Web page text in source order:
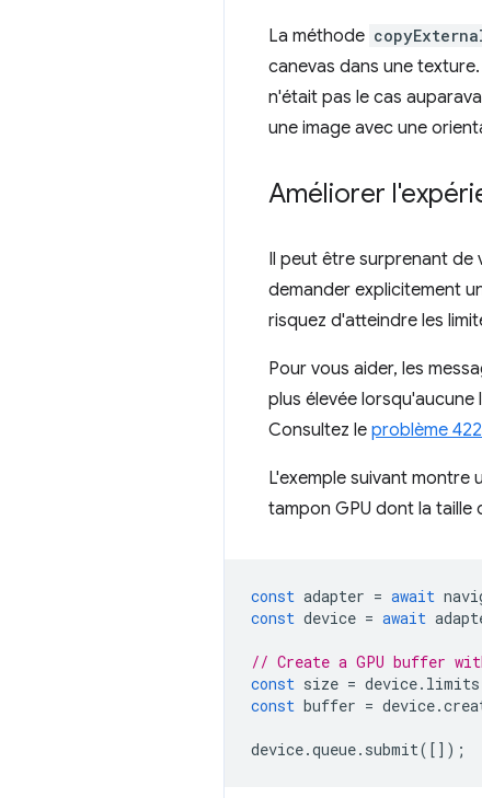
La méthode
canevas dans une
n'était pas le cas
une image avec une
Améliorer
Il peut être surprenant de
demander explicitement
risquez d'atteindre les
Pour vous aider, les
plus élevée
Consultez le problème
L'exemple suivant montre
tampon GPU dont la taille
const adapter = await
const device = await
// Create a GPU buffer
const size = device. limits
const buffer = device.
device.queue. submit([]);